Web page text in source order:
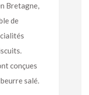
Bretagne,
de
conçues
salé.